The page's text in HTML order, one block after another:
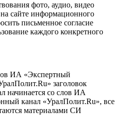
фото, аудио, видео
сайте информационного
письменное согласие
каждого конкретного
ИА «Экспертный
заголовок
начинается со слов ИА
канал «УралПолит.Ru», все
материалами СИ